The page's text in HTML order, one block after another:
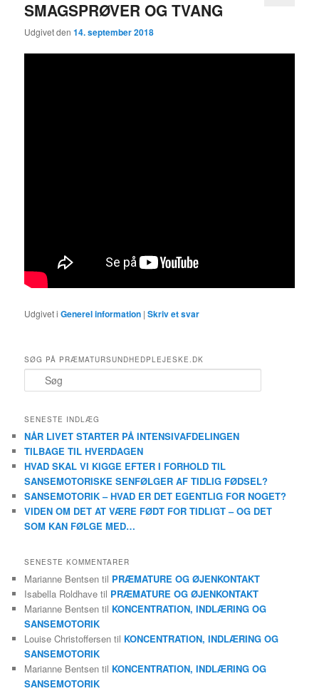
SMAGSPRØVER OG TVANG
Udgivet den14. september 2018
Udgivet i Generel information |Skriv et svar
SØG PÅ PRÆMATURSUNDHEDPLEJESKE.DK
ø
SENESTE INDLÆG
NÅR LIVET STARTER PÅ INTENSIVAFDELINGEN
TILBAGE TIL HVERDAGEN
HVAD SKAL VI KIGGE EFTER I FORHOLD TIL
SANSEMOTORISKE SENFØLGER AF TIDLIG FØDSEL?
SANSEMOTORIK – HVAD ER DET EGENTLIG FOR NOGET?
VIDEN OM DET AT VÆRE FØDT FOR TIDLIGT – OG DET
SOM KAN FØLGE MED…
SENESTE KOMMENTARER
Marianne Bentsen til PRÆMATURE OG ØJENKONTAKT
Isabella Roldhave til PRÆMATURE OG ØJENKONTAKT
Marianne Bentsen til KONCENTRATION, INDLÆRING OG
SANSEMOTORIK
Louise Christoffersen til KONCENTRATION, INDLÆRING OG
SANSEMOTORIK
Marianne Bentsen til KONCENTRATION, INDLÆRING OG
SANSEMOTORIK